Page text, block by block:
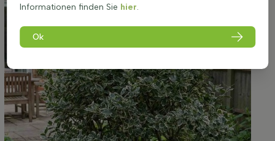
Informationen finden Sie hier.
Ok